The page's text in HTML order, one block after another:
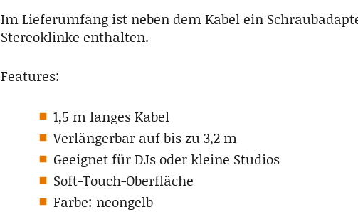
Im Lieferumfang ist neben dem Kabel ein
Stereoklinke enthalten.
Features:
1,5 m langes Kabel
Verlängerbar auf bis zu 3,2 m
Geeignet für DJs oder kleine Studios
Soft-Touch-Oberfläche
Farbe: neongelb